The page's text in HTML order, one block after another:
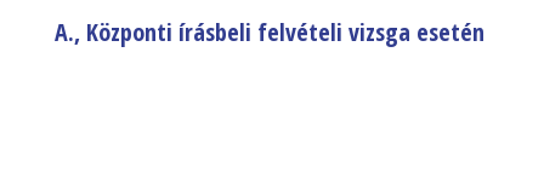
A., Központi írásbeli felvételi vizsga esetén